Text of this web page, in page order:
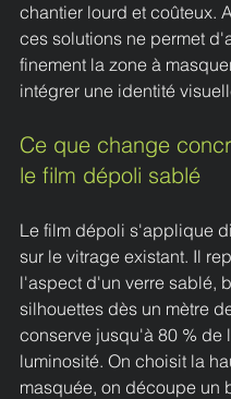
chantier lourd et coûteux.
ces solutions ne permet
finement la zone à
intégrer une identité
Ce que change
le film dépoli sablé
Le film dépoli s'applique
sur le vitrage existant. Il
l'aspect d'un verre sablé,
silhouettes dès un mètre
conserve jusqu'à 80 % de
luminosité. On choisit la
masquée, on découpe un